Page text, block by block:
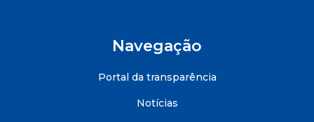
Navegação
Portal da transparência
Notícias